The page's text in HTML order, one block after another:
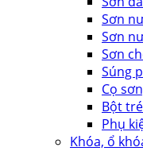
Sơn
Sơn
Sơn
Súng
Cọ
Bột
Phụ
Khóa, ổ